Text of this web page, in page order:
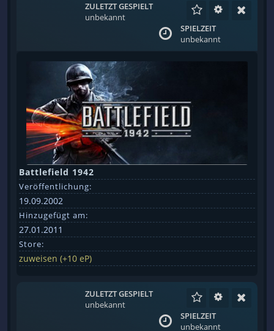
ZULETZT GESPIELT
unbekannt
SPIELZEIT
unbekannt
Battlefield 1942
Veröffentlichung:
19.09.2002
Hinzugefügt am:
27.01.2011
Store:
zuweisen (+10 eP)
ZULETZT GESPIELT
unbekannt
SPIELZEIT
unbekannt